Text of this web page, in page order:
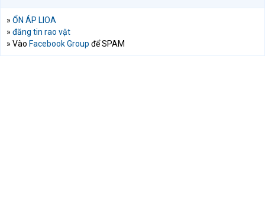
» ỔN ÁP LIOA
» đăng tin rao vặt
» Vào Facebook Group để SPAM